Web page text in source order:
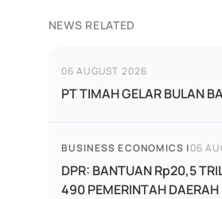
NEWS RELATED
06 AUGUST 2026
PT TIMAH GELAR BULAN
BUSINESS ECONOMICS |06
DPR: BANTUAN Rp20,5
490 PEMERINTAH DAERAH